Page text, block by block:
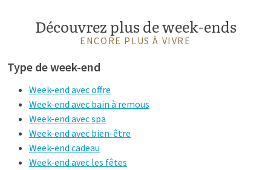
Découvrez plus de week-ends
ENCORE PLUS À VIVRE
Type de week-end
Week-end avec offre
Week-end avec bain à remous
Week-end avec spa
Week-end avec bien-être
Week-end cadeau
Week-end avec les fêtes